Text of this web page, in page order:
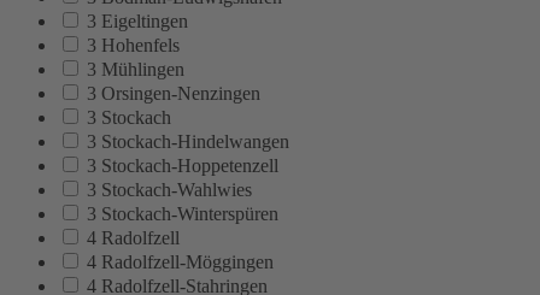
3 Eigeltingen
3 Hohenfels
3 Mühlingen
3 Orsingen-Nenzingen
3 Stockach
3 Stockach-Hindelwangen
3 Stockach-Hoppetenzell
3 Stockach-Wahlwies
3 Stockach-Winterspüren
4 Radolfzell
4 Radolfzell-Möggingen
4 Radolfzell-Stahringen